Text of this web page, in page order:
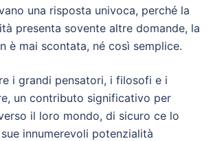
una risposta univoca, perché la
presenta sovente altre domande, la
è mai scontata, né così semplice.
i grandi pensatori, i filosofi e i
un contributo significativo per
il loro mondo, di sicuro ce lo
innumerevoli potenzialità